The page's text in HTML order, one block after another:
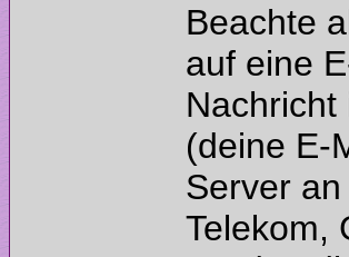
Beachte
auf eine
(deine E-
Server
Telekom,